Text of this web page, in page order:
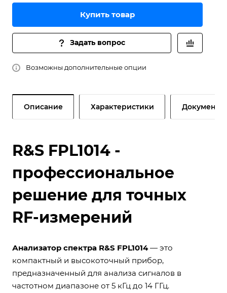
Купить товар
Задать вопрос
Возможны дополнительные опции
Описание Характеристики Документы
R&S FPL1014 -
профессиональное
решение для точных
RF-измерений
Анализатор спектра R&S FPL1014— это
компактный и высокоточный прибор,
предназначенный для анализа сигналов в
частотном диапазоне от 5 кГц до 14 ГГц.